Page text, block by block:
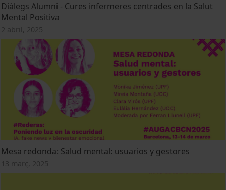
Diàlegs Alumni - Cures infermeres centrades en la Salut
Mental Positiva
2 abril, 2025
Mesa redonda: Salud mental: usuarios y gestores
13 març, 2025